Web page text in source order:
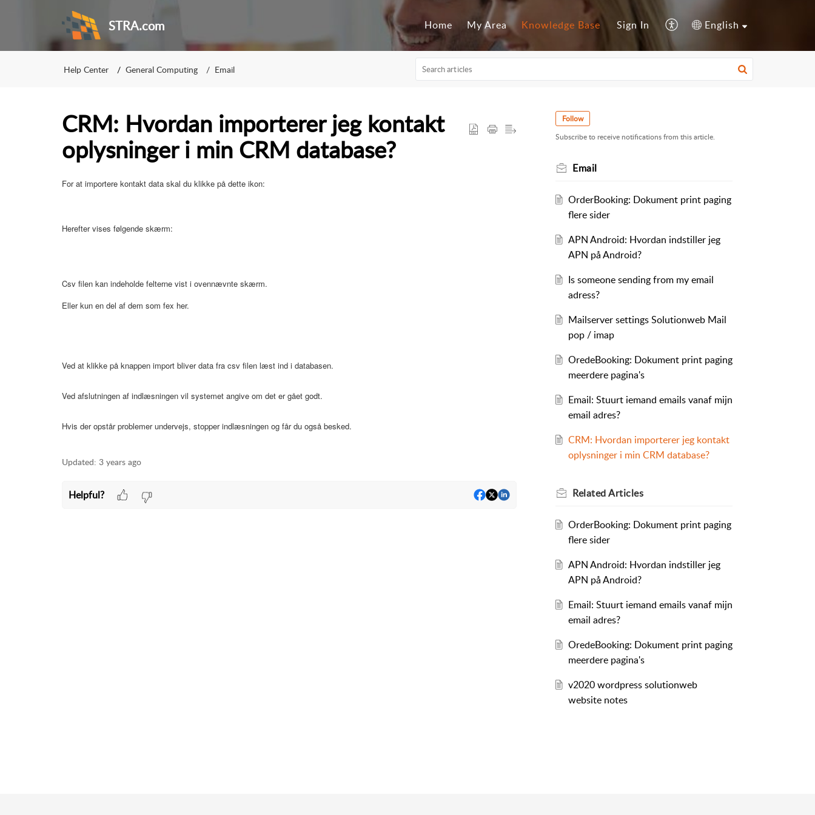
STRA.com Home My Area Knowledge Base Sign In English
Help Center General Computing Email
CRM: Hvordan importerer jeg kontakt
oplysninger i min CRM database?
For at importere kontakt data skal du klikke på dette ikon:
Herefter vises følgende skærm:
Csv filen kan indeholde felterne vist i ovennævnte skærm.
Eller kun en del af dem som fex her.
Ved at klikke på knappen import bliver data fra csv filen læst ind i databasen.
Ved afslutningen af indlæsningen vil systemet angive om det er gået godt.
Hvis der opstår problemer undervejs, stopper indlæsningen og får du også besked.
Updated: 3 years ago
Helpful?
Follow
Subscribe to receive notifications from this article.
Email
OrderBooking: Dokument print paging
flere sider
APN Android: Hvordan indstiller jeg
APN på Android?
Is someone sending from my email
adress?
Mailserver settings Solutionweb Mail
pop / imap
OredeBooking: Dokument print paging
meerdere pagina's
Email: Stuurt iemand emails vanaf mijn
email adres?
CRM: Hvordan importerer jeg kontakt
oplysninger i min CRM database?
RelatedArticles
OrderBooking: Dokument print paging
flere sider
APN Android: Hvordan indstiller jeg
APN på Android?
Email: Stuurt iemand emails vanaf mijn
email adres?
OredeBooking: Dokument print paging
meerdere pagina's
v2020 wordpress solutionweb
website notes